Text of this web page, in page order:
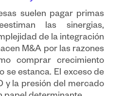
suelen pagar primas
las sinergias,
de la integración
M&A por las razones
comprar crecimiento
se estanca. El exceso de
y la presión del mercado